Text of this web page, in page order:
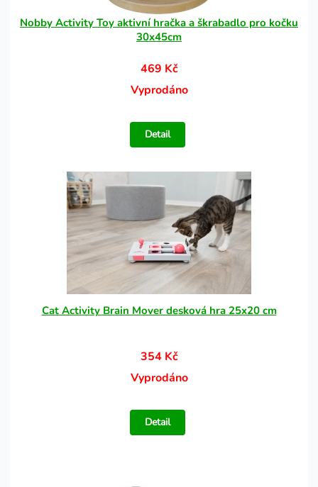
Nobby Activity Toy aktivní hračka a škrabadlo pro kočku
30x45cm
469 Kč
Vyprodáno
Detail
Cat Activity Brain Mover desková hra 25x20 cm
354 Kč
Vyprodáno
Detail